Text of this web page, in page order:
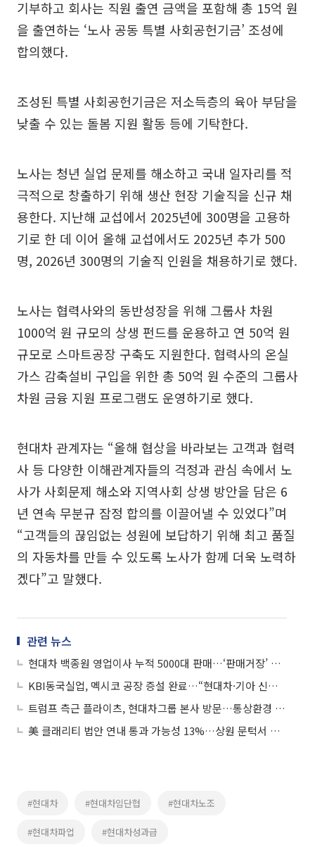
기부하고 회사는 직원 출연 금액을 포함해 총 15억 원
을 출연하는 ‘노사 공동 특별 사회공헌기금’ 조성에
합의했다.
조성된 특별 사회공헌기금은 저소득층의 육아 부담을
낮출 수 있는 돌봄 지원 활동 등에 기탁한다.
노사는 청년 실업 문제를 해소하고 국내 일자리를 적
극적으로 창출하기 위해 생산 현장 기술직을 신규 채
용한다. 지난해 교섭에서 2025년에 300명을 고용하
기로 한 데 이어 올해 교섭에서도 2025년 추가 500
명, 2026년 300명의 기술직 인원을 채용하기로 했다.
노사는 협력사와의 동반성장을 위해 그룹사 차원
1000억 원 규모의 상생 펀드를 운용하고 연 50억 원
규모로 스마트공장 구축도 지원한다. 협력사의 온실
가스 감축설비 구입을 위한 총 50억 원 수준의 그룹사
차원 금융 지원 프로그램도 운영하기로 했다.
현대차 관계자는 “올해 협상을 바라보는 고객과 협력
사 등 다양한 이해관계자들의 걱정과 관심 속에서 노
사가 사회문제 해소와 지역사회 상생 방안을 담은 6
년 연속 무분규 잠정 합의를 이끌어낼 수 있었다”며
“고객들의 끊임없는 성원에 보답하기 위해 최고 품질
의 자동차를 만들 수 있도록 노사가 함께 더욱 노력하
겠다”고 말했다.
관련 뉴스
현대차 백종원 영업이사 누적 5000대 판매…‘판매거장’ 올라
KBI동국실업, 멕시코 공장 증설 완료…“현대차·기아 신차 부품 공급”
트럼프 측근 플라이츠, 현대차그룹 본사 방문…통상환경 논의
美 클래리티 법안 연내 통과 가능성 13%…상원 문턱서 제동
#현대차 #현대차임단협 #현대차노조
#현대차파업 #현대차성과급